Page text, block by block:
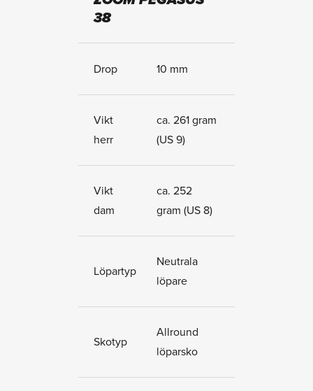
38
Drop 10 mm
Vikt
herr
ca. 261 gram
(US 9)
Vikt
dam
ca. 252
gram (US 8)
Löpartyp
Neutrala
löpare
Skotyp
Allround
löparsko